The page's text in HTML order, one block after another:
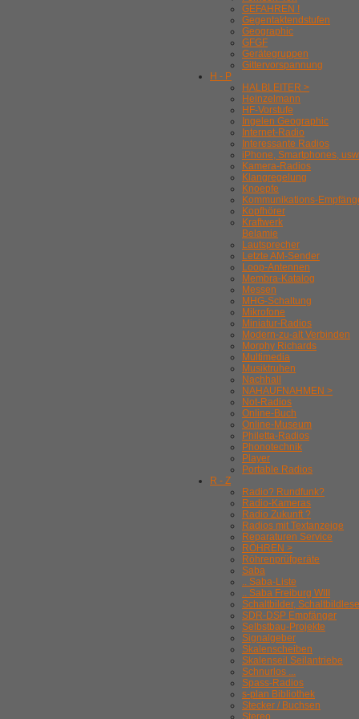
GEFAHREN !
Gegentaktendstufen
Geographic
GFGF
Gerätegruppen
Gittervorspannung
H - P
HALBLEITER >
Heinzelmann
HF-Vorstufe
Ingelen Geographic
Internet-Radio
Interessante Radios
iPhone, Smartphones,
Kamera-Radios
Klangregelung
Knoepfe
Kommunikations-
Kopfhörer
Kraftwerk
Belamie
Lautsprecher
Letzte AM-Sender
Loop-Antennen
Membra-Katalog
Messen
MHG-Schaltung
Mikrofone
Miniatur-Radios
Modern-zu-alt Verbinden
Morphy Richards
Multimedia
Musiktruhen
Nachhall
NAHAUFNAHMEN >
Not-Radios
Online-Buch
Online-Museum
Philetta-Radios
Phonotechnik
Player
Portable Radios
R - Z
Radio? Rundfunk?
Radio-Kameras
Radio Zukunft ?
Radios mit Textanzeige
Reparaturen Service
RÖHREN >
Röhrenprüfgeräte
Saba
.. Saba-Liste
.. Saba Freiburg WIII
Schaltbilder,
SDR-DSP Empfänger
Selbstbau-Projekte
Signalgeber
Skalenscheiben
Skalenseil Seilantriebe
Schnurlos ...
Spass-Radios
s-plan Bibliothek
Stecker / Buchsen
Stereo